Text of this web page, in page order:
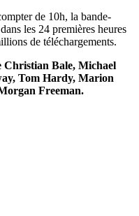
de 10h, la bande-
les 24 premières heures
de téléchargements.
Christian Bale, Michael
Tom Hardy, Marion
Freeman.